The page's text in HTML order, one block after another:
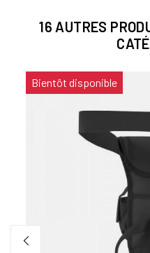
16 AUTRES
Bientôt disponible